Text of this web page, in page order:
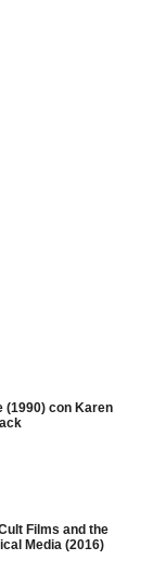
(1990) con Karen
Films and the
Media (2016)